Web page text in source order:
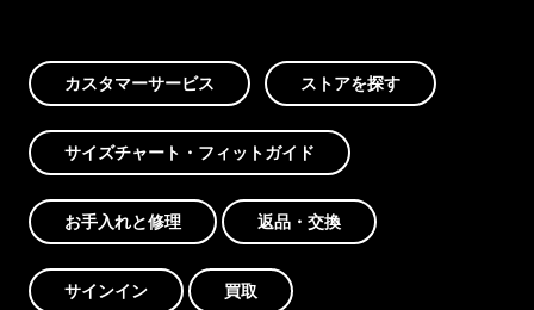
カスタマーサービス ストアを探す
サイズチャート・フィットガイド
お手入れと修理 返品・交換
サインイン 買取